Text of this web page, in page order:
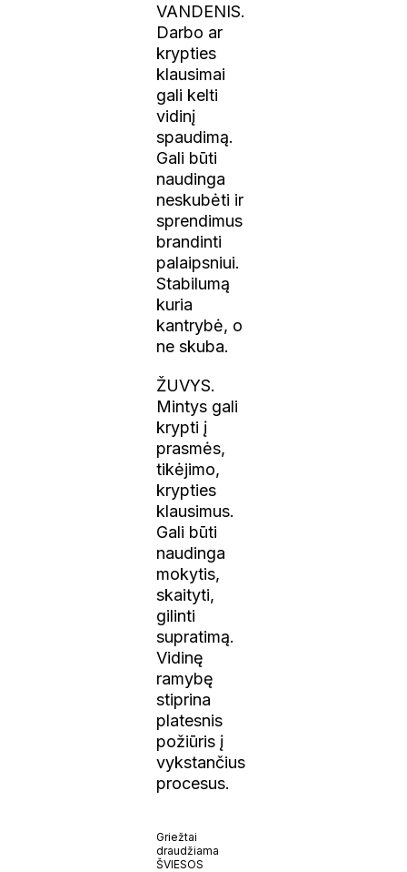
VANDENIS.
Darbo ar
krypties
klausimai
gali kelti
vidinį
spaudimą.
Gali būti
naudinga
neskubėti ir
sprendimus
brandinti
palaipsniui.
Stabilumą
kuria
kantrybė, o
ne skuba.
ŽUVYS.
Mintys gali
krypti į
prasmės,
tikėjimo,
krypties
klausimus.
Gali būti
naudinga
mokytis,
skaityti,
gilinti
supratimą.
Vidinę
ramybę
stiprina
platesnis
požiūris į
vykstančius
procesus.
Griežtai
draudžiama
ŠVIESOS